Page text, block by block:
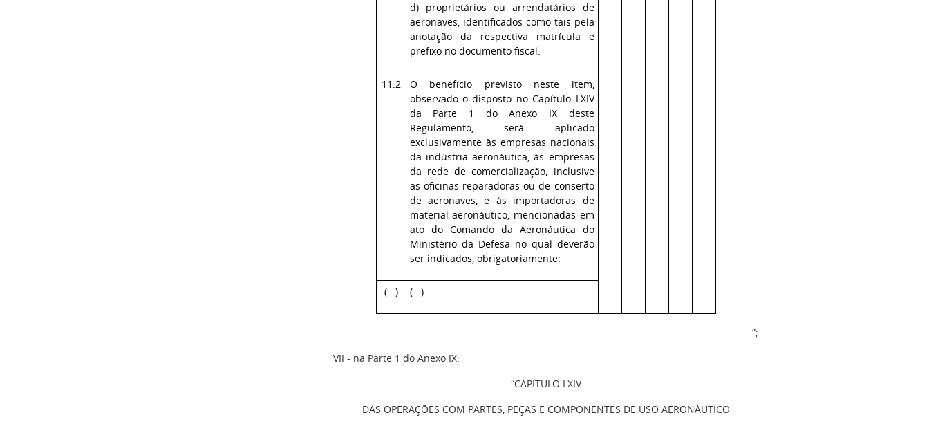
d) proprietários ou arrendatários de
aeronaves, identificados como tais pela
anotação da respectiva matrícula e
prefixo no documento fiscal.
11.2
O benefício previsto neste item,
observado o disposto no Capítulo LXIV
da Parte 1 do Anexo IX deste
Regulamento, será aplicado
exclusivamente às empresas nacionais
da indústria aeronáutica, às empresas
da rede de comercialização, inclusive
as oficinas reparadoras ou de conserto
de aeronaves, e às importadoras de
material aeronáutico, mencionadas em
ato do Comando da Aeronáutica do
Ministério da Defesa no qual deverão
ser indicados, obrigatoriamente:
(...) (...)
”;
VII - na Parte 1 do Anexo IX:
“CAPÍTULO LXIV
DAS OPERAÇÕES COM PARTES, PEÇAS E COMPONENTES DE USO AERONÁUTICO